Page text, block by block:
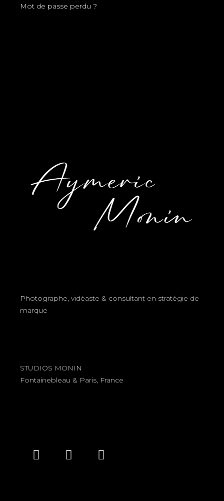
Mot de passe perdu ?
Photographe, vidéaste & consultant en stratégie de
marque
STUDIOS MONIN
Fontainebleau & Paris, France